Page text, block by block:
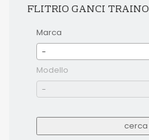
FLITRIO GANCI TRAINO
Marca
-
Modello
-